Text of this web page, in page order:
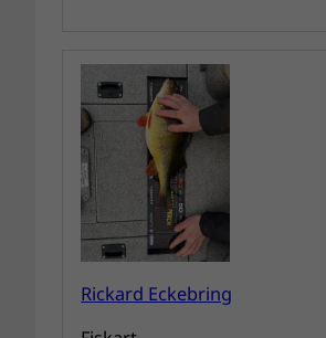
Rickard Eckebring